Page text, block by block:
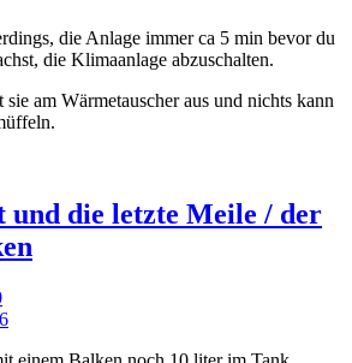
die Anlage immer ca 5 min bevor du
die Klimaanlage abzuschalten.
am Wärmetauscher aus und nichts kann
und die letzte Meile / der